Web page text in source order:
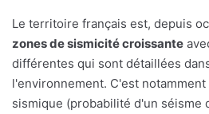
Le territoire français est, depuis
zones de sismicité croissante
différentes qui sont détaillées
l'environnement. C'est
sismique (probabilité d'un séisme